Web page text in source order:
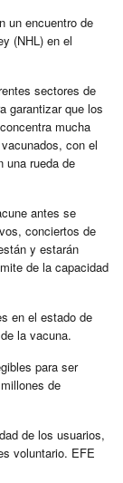
un encuentro de
(NHL) en el
sectores de
garantizar que los
mucha
con el
una rueda de
antes se
conciertos de
y estarán
de la capacidad
en el estado de
la vacuna.
para ser
de
de los usuarios,
voluntario. EFE